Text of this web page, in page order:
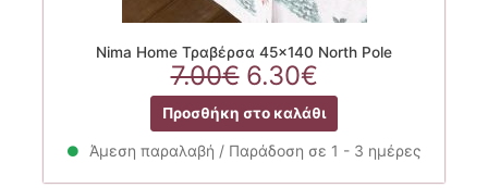
Nima Home Τραβέρσα 45×140 North Pole
7.00€ Original
price
was:
7.00€.
6.30€Η
τρέχουσα
τιμή
είναι:
6.30€.
Προσθήκη στο καλάθι
Άμεση παραλαβή / Παράδοση σε 1 - 3 ημέρες